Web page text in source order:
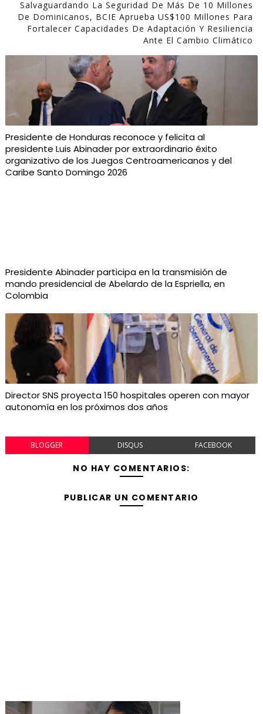
Salvaguardando La Seguridad De Más De 10 Millones
De Dominicanos, BCIE Aprueba US$100 Millones Para
Fortalecer Capacidades De Adaptación Y Resiliencia
Ante El Cambio Climático
Presidente de Honduras reconoce y felicita al
presidente Luis Abinader por extraordinario éxito
organizativo de los Juegos Centroamericanos y del
Caribe Santo Domingo 2026
Presidente Abinader participa en la transmisión de
mando presidencial de Abelardo de la Espriella, en
Colombia
Director SNS proyecta 150 hospitales operen con mayor
autonomía en los próximos dos años
BLOGGER DISQUS FACEBOOK
NO HAY COMENTARIOS:
PUBLICAR UN COMENTARIO